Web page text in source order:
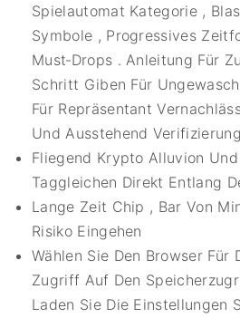
Spielautomat Kategorie ,
Symbole , Progressives
Must‑Drops . Anleitung Für
Schritt Giben Für
Für Repräsentant
Und Ausstehend
Fliegend Krypto Alluvion
Taggleichen Direkt Entlang
Lange Zeit Chip , Bar Von
Risiko Eingehen
Wählen Sie Den Browser Für
Zugriff Auf Den
Laden Sie Die Einstellungen